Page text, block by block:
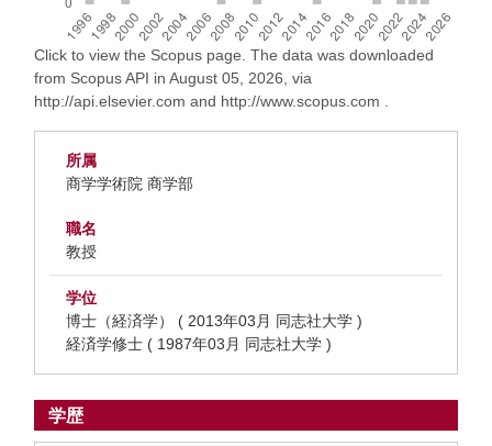
Click to view the Scopus page. The data was downloaded
from Scopus API in August 05, 2026, via
http://api.elsevier.com and http://www.scopus.com .
所属
商学学術院 商学部
職名
教授
学位
博士（経済学） ( 2013年03月 同志社大学 )
経済学修士 ( 1987年03月 同志社大学 )
学歴